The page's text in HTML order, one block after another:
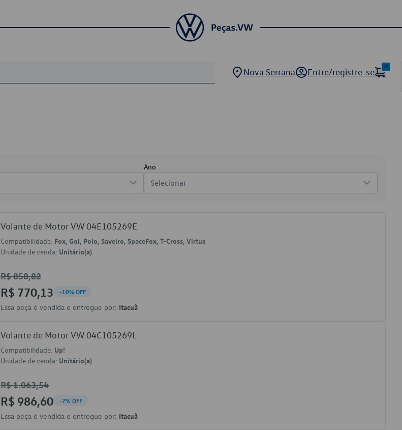
Nova Serrana Entre/registre-se
0
Ano
Selecionar
Volante de Motor VW 04E105269E
Compatibilidade: Fox, Gol, Polo, Saveiro, SpaceFox, T-Cross, Virtus
Unidade de venda: Unitário(a)
R$ 858,82
R$ 770,13 -10% OFF
Essa peça é vendida e entregue por: Itacuã
Volante de Motor VW 04C105269L
Compatibilidade: Up!
Unidade de venda: Unitário(a)
R$ 1.063,54
R$ 986,60 -7% OFF
Essa peça é vendida e entregue por: Itacuã